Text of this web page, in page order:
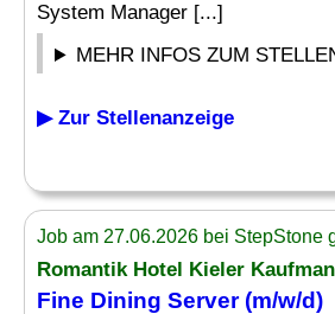
System Manager [...]
MEHR INFOS ZUM
▶ Zur Stellenanzeige
Job am 27.06.2026 bei StepStone
Romantik Hotel Kieler
Fine Dining Server(m/w/d)